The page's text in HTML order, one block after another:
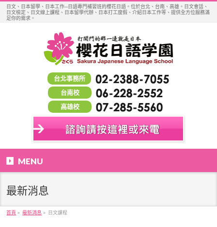
日文、日本留學、日本工作─日語專門補習班的櫻花日語。位於台北、台南、高雄。日文會話、
日文檢定、日文線上課程、日本留學代辦、日本打工度假、介紹日本工作等、提供全方位服務滿
足你的需求。
台北事務所
台南校
高雄校
MENU
最新消息
首頁 » 最新消息 » 日文課程